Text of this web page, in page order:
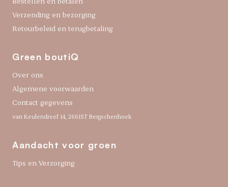
Verzending en bezorging
Retourbeleid en terugbetaling
Green boutiQ
Over ons
Algemene voorwaarden
Contact gegevens
van Keulendreef 14, 2661ST Bergschenhoek
Aandacht voor groen
Tips en Verzorging